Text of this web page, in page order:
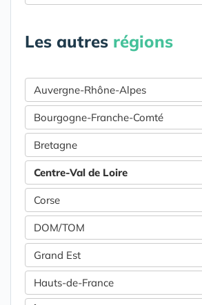
Les autres régions
Auvergne-Rhône-Alpes
Bourgogne-Franche-Comté
Bretagne
Centre-Val de Loire
Corse
DOM/TOM
Grand Est
Hauts-de-France